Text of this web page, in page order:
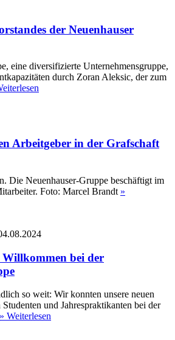
der Neuenhauser
eine diversifizierte Unternehmensgruppe,
durch Zoran Aleksic, der zum
Arbeitgeber in der Grafschaft
Die Neuenhauser-Gruppe beschäftigt im
Foto: Marcel Brandt »
bei der
so weit: Wir konnten unsere neuen
und Jahrespraktikanten bei der
» Weiterlesen